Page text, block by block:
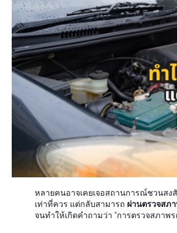
หลายคนอาจเคยเจอสถานการณ์ชวนส
เท่าที่ควร แต่กลับสามารถ ผ่านตรวจสภ
จนทำให้เกิดคำถามว่า “การตรวจสภาพร